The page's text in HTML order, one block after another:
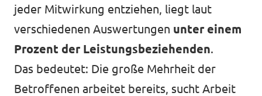
jeder Mitwirkung entziehen, liegt laut
verschiedenen Auswertungen unter einem
Prozent der Leistungsbeziehenden.
Das bedeutet: Die große Mehrheit der
Betroffenen arbeitet bereits, sucht Arbeit